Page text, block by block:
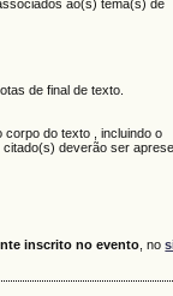
ao(s) tema(s) de
de final de texto.
do texto , incluindo o
deverão ser
inscrito no evento , no